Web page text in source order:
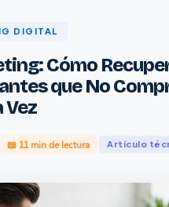
DIGITAL
Cómo
que No
Vez
📖 11 min de lectura Artículo